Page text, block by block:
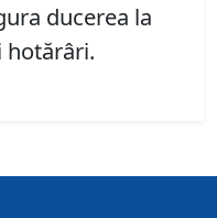
ducerea la
hotărâri.